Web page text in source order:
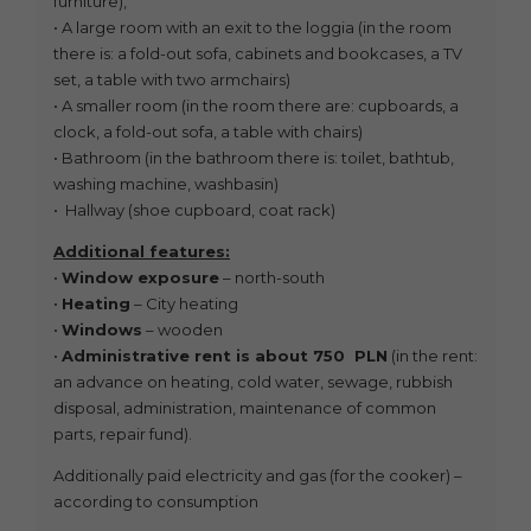
• A large room with an exit to the loggia (in the room
there is: a fold-out sofa, cabinets and bookcases, a TV
set, a table with two armchairs)
• A smaller room (in the room there are: cupboards, a
clock, a fold-out sofa, a table with chairs)
• Bathroom (in the bathroom there is: toilet, bathtub,
washing machine, washbasin)
• Hallway (shoe cupboard, coat rack)
Additional features:
• Window exposure– north-south
• Heating – City heating
• Windows – wooden
• Administrative rent is about 750 PLN (in the rent:
an advance on heating, cold water, sewage, rubbish
disposal, administration, maintenance of common
parts, repair fund).
Additionally paid electricity and gas (for the cooker) –
according to consumption